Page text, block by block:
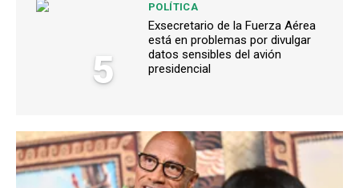
5
POLÍTICA
Exsecretario de la Fuerza Aérea
está en problemas por divulgar
datos sensibles del avión
presidencial